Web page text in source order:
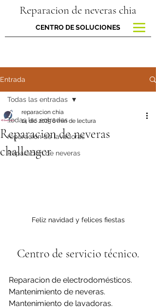
Reparacion de neveras chia
CENTRO DE SOLUCIONES
Entrada
Todas las entradas
reparacion de lavadoras
Reparación de neveras
Todas las entradas
Reparacion de neveras
challenger
reparacion chia
14 dic 20256 min de lectura
Feliz navidad y felices fiestas
Centro de servicio técnico.
Reparacion de electrodomésticos.
Mantenimiento de neveras.
Mantenimiento de lavadoras.